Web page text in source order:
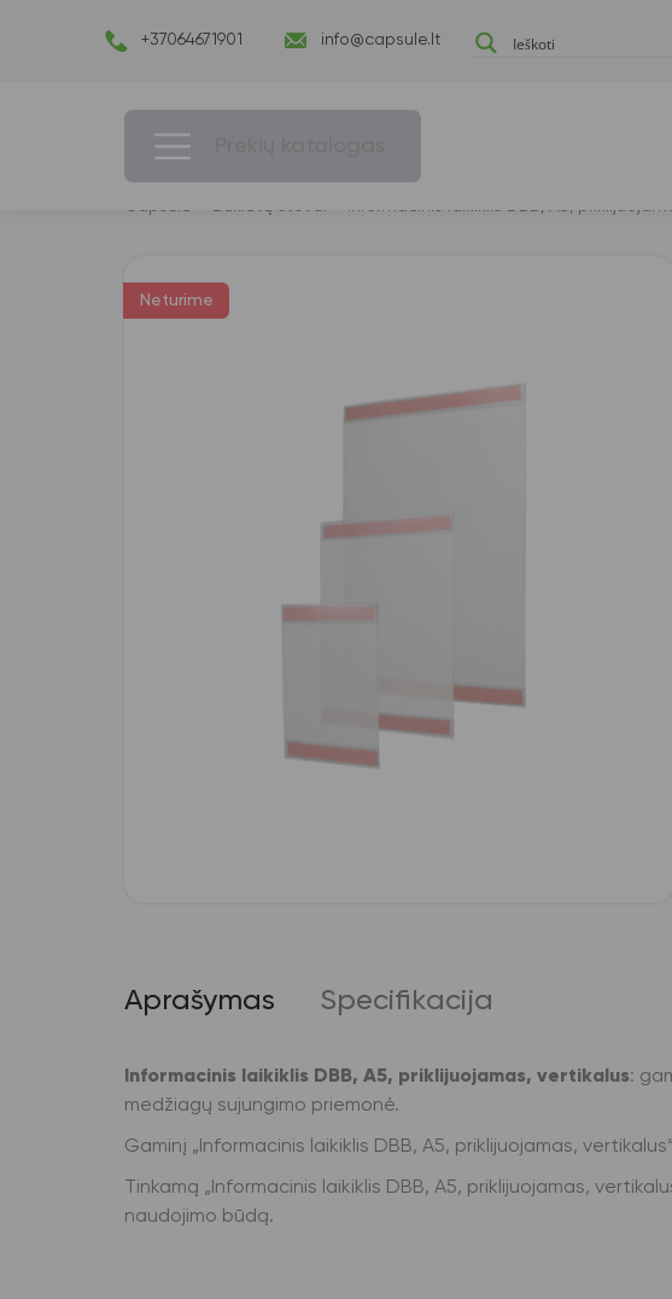
+37064671901 info@capsule.lt
Capsulė Bukletų stovai Informacinis laikiklis DBB, A5,
Neturime
Aprašymas Specifikacija
Informacinis laikiklis DBB, A5, priklijuojamas, vertikalus:
medžiagų sujungimo priemonė.
Gaminį „Informacinis laikiklis DBB, A5, priklijuojamas,
Tinkamą „Informacinis laikiklis DBB, A5, priklijuojamas,
naudojimo būdą.